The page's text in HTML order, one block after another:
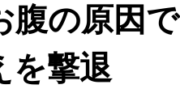
腹の原因
を撃退